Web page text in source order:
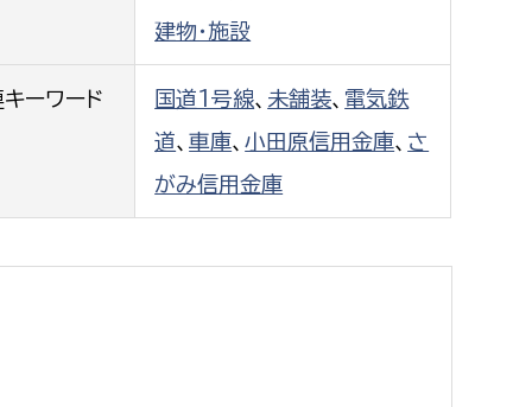
建築指導課
開発審査課
消防総務課
予防課
建物・施設
ーワード 国道1号線、 未舗装、 電気鉄
道、車庫、小田原信用金庫、 さ
がみ信用金庫